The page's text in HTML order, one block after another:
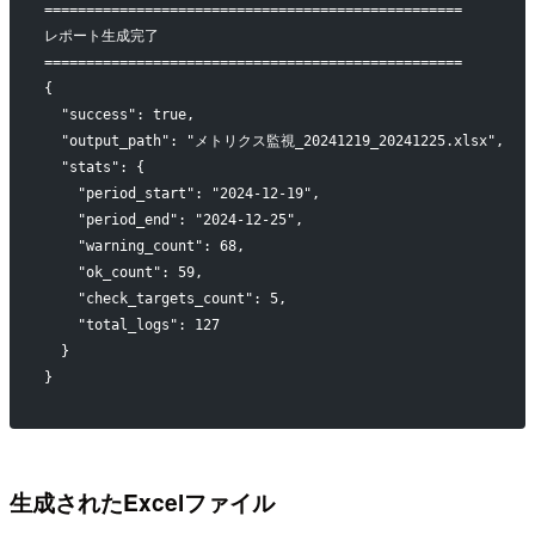
==================================================
レポート生成完了
==================================================
{
  "success": true,
  "output_path": "メトリクス監視_20241219_20241225.xlsx",
  "stats": {
    "period_start": "2024-12-19",
    "period_end": "2024-12-25",
    "warning_count": 68,
    "ok_count": 59,
    "check_targets_count": 5,
    "total_logs": 127
  }
}
生成されたExcelファイル